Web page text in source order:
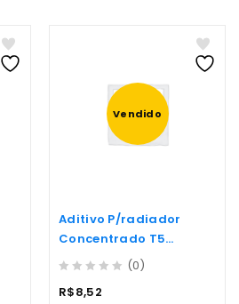
Vendido
Aditivo P/radiador
Concentrado T5
Tropical Verde- (r
out
(0)
R$8,52